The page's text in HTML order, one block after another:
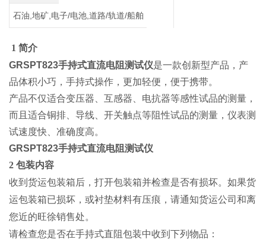
石油,地矿,电子/电池,道路/轨道/船舶
1 简介
GRSPT823手持式直流电阻测试仪是一款创新型产品，产
品体积小巧，手持式操作，更加轻便，便于携带。
产品不仅适合变压器、互感器、电抗器等感性试品的测量，
而且适合铜排、导线、开关触点等阻性试品的测量，仪表测
试速度快、准确度高。
GRSPT823手持式直流电阻测试仪
2 包装内容
收到货运包装箱后，打开包装箱并检查是否有损坏。如果货
运包装箱已损坏，或衬垫材料有压痕，请通知货运公司和离
您近的旺徐销售处。
请检查您是否在手持式直阻包装中收到下列物品：